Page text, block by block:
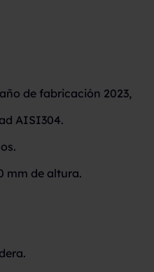
de fabricación 2023,
AISI304.
mm de altura.